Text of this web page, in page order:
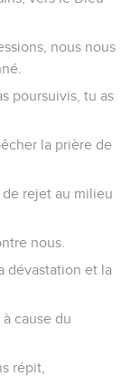
t'enivreras et tu
: il ne t'enverra
ta faute, il
! Regarde,
maisons sont